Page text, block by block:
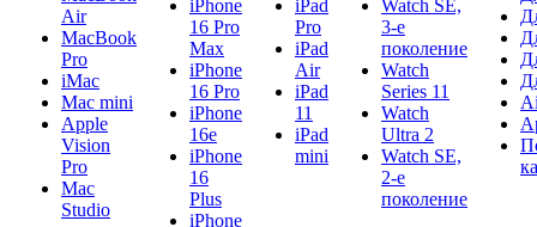
Air
MacBook
Pro
iMac
Mac mini
Apple
Vision
Pro
Mac
Studio
iPhone
16 Pro
Max
iPhone
16 Pro
iPhone
16e
iPhone
16
Plus
iPhone
iPad
Pro
iPad
Air
iPad
11
iPad
mini
Watch SE,
3-е
поколение
Watch
Series 11
Watch
Ultra 2
Watch SE,
2-е
поколение